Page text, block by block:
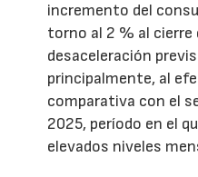
incremento del
torno al 2 % al cierre
desaceleración
principalmente, al
comparativa con el
2025, período en el
elevados niveles